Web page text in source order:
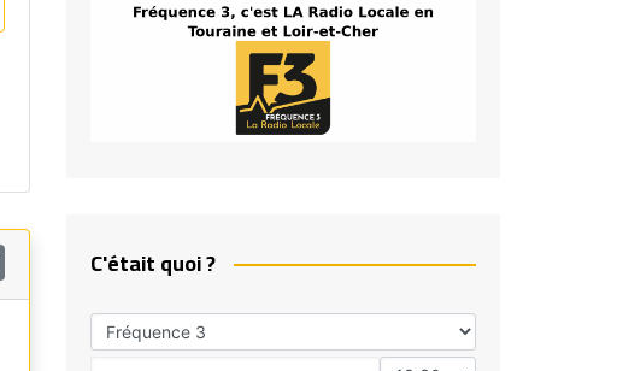
C'était quoi ?